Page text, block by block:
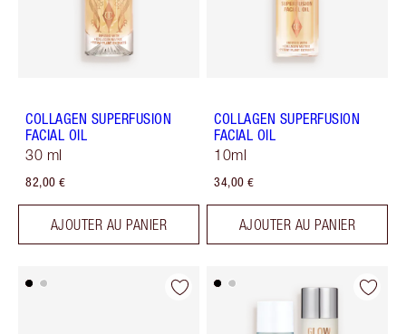
COLLAGEN SUPERFUSION
FACIAL OIL
30 ml
82,00 €
AJOUTER AU PANIER
COLLAGEN SUPERFUSION
FACIAL OIL
10ml
34,00 €
AJOUTER AU PANIER